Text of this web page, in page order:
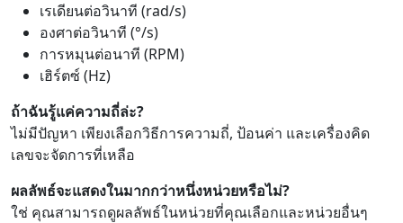
เรเดียนต่อวินาที (rad/s)
องศาต่อวินาที (°/s)
การหมุนต่อนาที (RPM)
เฮิร์ตซ์ (Hz)
ถ้าฉันรู้แค่ความถี่ล่ะ?
ไม่มีปัญหา เพียงเลือกวิธีการความถี่, ป้อนค่า และเครื่องคิด
เลขจะจัดการที่เหลือ
ผลลัพธ์จะแสดงในมากกว่าหนึ่งหน่วยหรือไม่?
ใช่ คุณสามารถดูผลลัพธ์ในหน่วยที่คุณเลือกและหน่วยอื่นๆ